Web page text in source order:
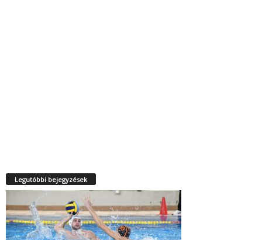
Legutóbbi bejegyzések